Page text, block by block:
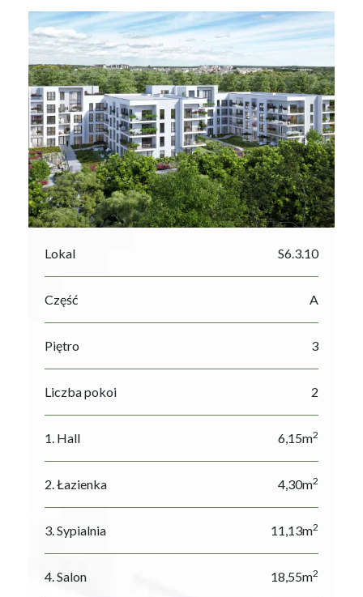
Lokal S6.3.10
Część A
Piętro 3
Liczba pokoi 2
1. Hall 6,15m2
2. Łazienka 4,30m2
3. Sypialnia 11,13m2
4. Salon 18,55m2